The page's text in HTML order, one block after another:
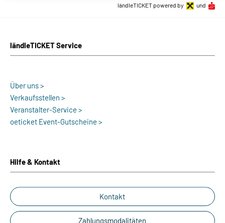
ländleTICKET Service
Über uns >
Verkaufsstellen >
Veranstalter-Service >
oeticket Event-Gutscheine >
Hilfe & Kontakt
Kontakt
Zahlungsmodalitäten
ländleTICKET powered by und